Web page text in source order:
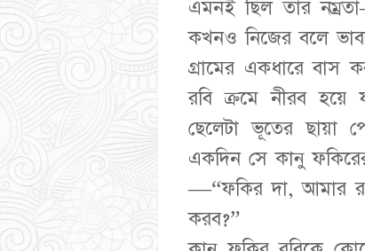
এমনই ছিল তাঁর
কখনও নিজের বলে
গ্রামের একধারে বাস
রবি ক্রমে নীরব
ছেলেটা ভূতের ছায়া
একদিন সে কানু
—“ফকির দা, আমার
করব?”